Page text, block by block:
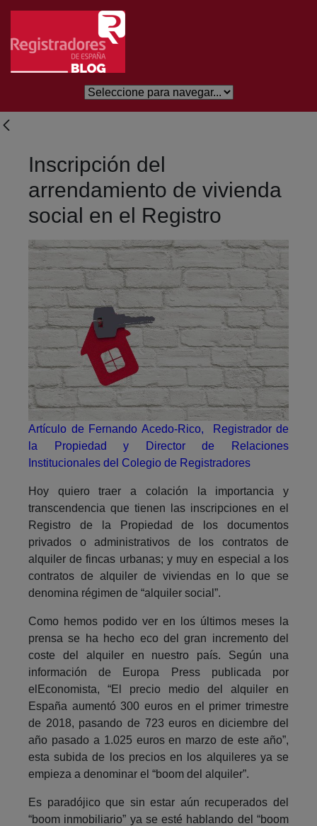
Saltar al contenido principal
Inscripción del
arrendamiento de vivienda
social en el Registro
Artículo de Fernando Acedo-Rico, Registrador de
la Propiedad y Director de Relaciones
Institucionales del Colegio de Registradores
Hoy quiero traer a colación la importancia y
transcendencia que tienen las inscripciones en el
Registro de la Propiedad de los documentos
privados o administrativos de los contratos de
alquiler de fincas urbanas; y muy en especial a los
contratos de alquiler de viviendas en lo que se
denomina régimen de “alquiler social”.
Como hemos podido ver en los últimos meses la
prensa se ha hecho eco del gran incremento del
coste del alquiler en nuestro país. Según una
información de Europa Press publicada por
elEconomista, “El precio medio del alquiler en
España aumentó 300 euros en el primer trimestre
de 2018, pasando de 723 euros en diciembre del
año pasado a 1.025 euros en marzo de este año”,
esta subida de los precios en los alquileres ya se
empieza a denominar el “boom del alquiler”.
Es paradójico que sin estar aún recuperados del
“boom inmobiliario” ya se esté hablando del “boom